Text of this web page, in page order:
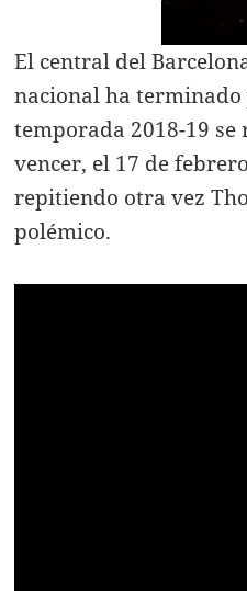
El central del
nacional ha
temporada 2018-19
vencer, el 17 de
repitiendo otra vez
polémico.